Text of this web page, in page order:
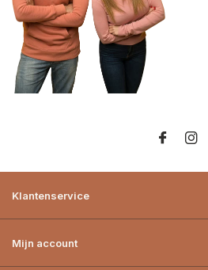
Klantenservice
Mijn account